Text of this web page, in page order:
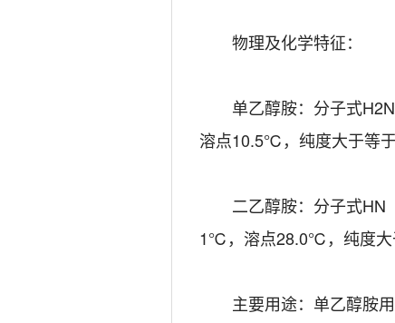
物理及化学特征：
单乙醇胺：分子式
溶点10.5℃，纯度大于等
二乙醇胺：分子式HN
1℃，溶点28.0℃，纯度大
主要用途：单乙醇胺用